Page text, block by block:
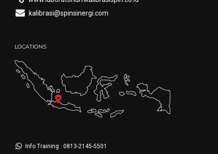
kalibrasi@spinsinergi.com
LOCATIONS
Info Training : 0813-2145-5501